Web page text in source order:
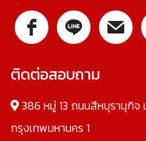
ติดต่อสอบถาม
386 หมู่ 13 ถนนสีหบุรานุกิจ
กรุงเทพมหานคร 1